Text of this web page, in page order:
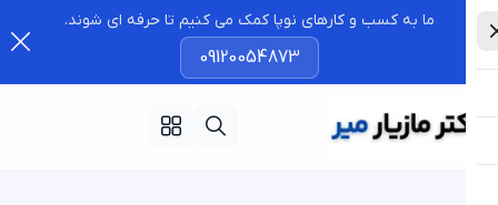
ما به کسب و کارهای نوپا کمک می کنیم تا حرفه ای شوند.
09120054873